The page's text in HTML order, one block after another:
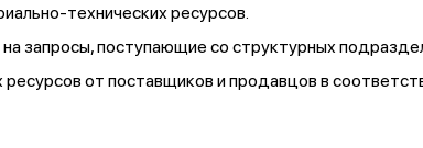
технических ресурсов.
запросы, поступающие со структурных
от поставщиков и продавцов в